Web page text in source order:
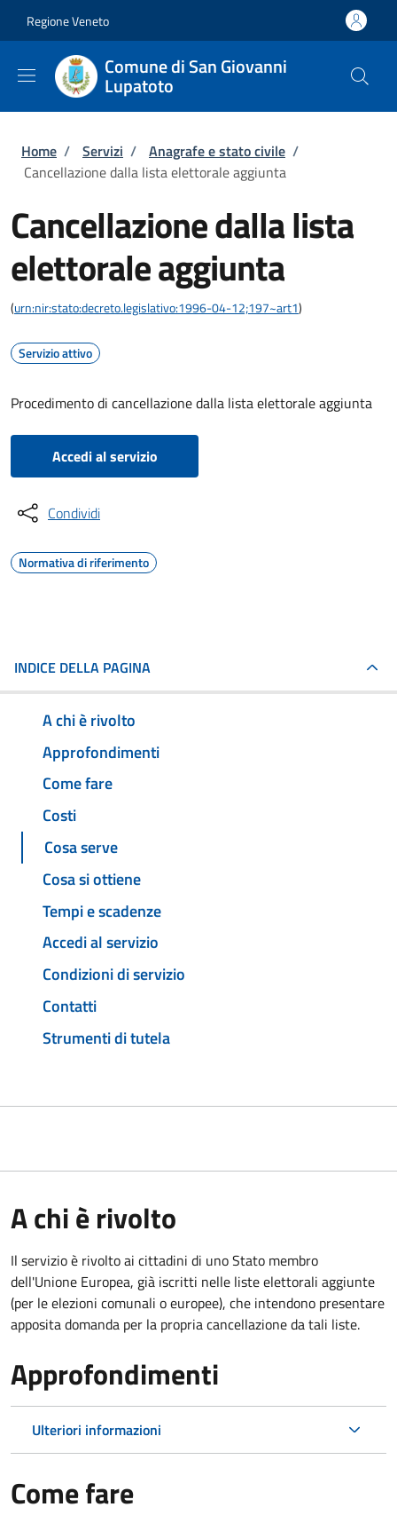
Regione Veneto
Comune di San Giovanni
Lupatoto
Briciole di pane
Home / Servizi / Anagrafe e stato civile /
Cancellazione dalla lista elettorale aggiunta
Cancellazione dalla lista
elettorale aggiunta
(urn:nir:stato:decreto.legislativo:1996-04-12;197~art1)
Servizio attivo
Procedimento di cancellazione dalla lista elettorale aggiunta
Accedi al servizio
Condividi
Normativa di riferimento
INDICE DELLA PAGINA
A chi è rivolto
Approfondimenti
Come fare
Costi
Cosa serve
Cosa si ottiene
Tempi e scadenze
Accedi al servizio
Condizioni di servizio
Contatti
Strumenti di tutela
A chi è rivolto
Il servizio è rivolto ai cittadini di uno Stato membro
dell'Unione Europea, già iscritti nelle liste elettorali aggiunte
(per le elezioni comunali o europee), che intendono presentare
apposita domanda per la propria cancellazione da tali liste.
Approfondimenti
Ulteriori informazioni
Come fare